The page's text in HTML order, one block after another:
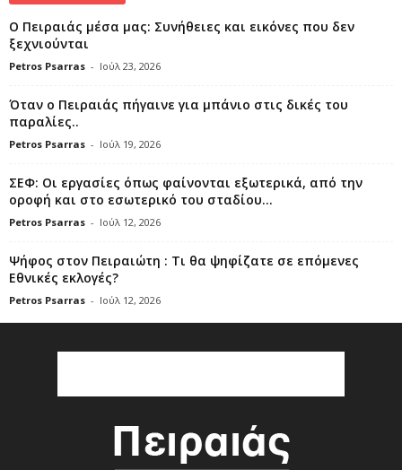
Ο Πειραιάς μέσα μας: Συνήθειες και εικόνες που δεν
ξεχνιούνται
Petros Psarras - Ιούλ 23, 2026
Όταν ο Πειραιάς πήγαινε για μπάνιο στις δικές του
παραλίες..
Petros Psarras - Ιούλ 19, 2026
ΣΕΦ: Οι εργασίες όπως φαίνονται εξωτερικά, από την
οροφή και στο εσωτερικό του σταδίου...
Petros Psarras - Ιούλ 12, 2026
Ψήφος στον Πειραιώτη : Τι θα ψηφίζατε σε επόμενες
Εθνικές εκλογές?
Petros Psarras - Ιούλ 12, 2026